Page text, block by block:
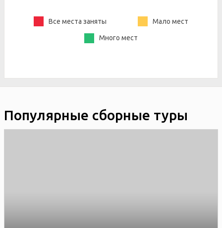
Все места заняты Мало мест
Много мест
Популярные сборные туры